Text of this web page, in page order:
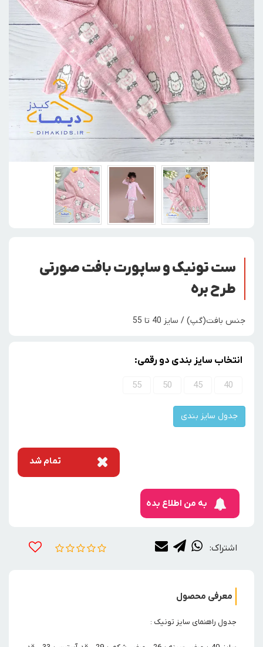
ست تونیک و ساپورت بافت صورتی
طرح بره
جنس بافت(گپ) / سایز 40 تا 55
انتخاب سایز بندی دو رقمی:
40
45
50
55
جدول سایز بندی
تمام شد
به من اطلاع بده
اشتراک:
معرفی محصول
جدول راهنمای سایز تونیک :